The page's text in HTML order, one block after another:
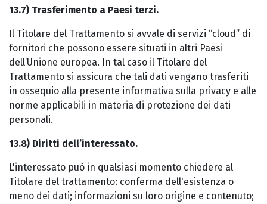
13.7) Trasferimento a Paesi terzi.
Il Titolare del Trattamento si avvale di servizi “cloud” di
fornitori che possono essere situati in altri Paesi
dell’Unione europea. In tal caso il Titolare del
Trattamento si assicura che tali dati vengano trasferiti
in ossequio alla presente informativa sulla privacy e alle
norme applicabili in materia di protezione dei dati
personali.
13.8) Diritti dell’interessato.
L'interessato può in qualsiasi momento chiedere al
Titolare del trattamento: conferma dell'esistenza o
meno dei dati; informazioni su loro origine e contenuto;